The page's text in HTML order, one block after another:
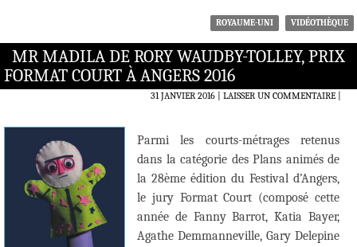
ROYAUME-UNI VIDÉOTHÈQUE
MR MADILA DE RORY WAUDBY-TOLLEY, PRIX
FORMAT COURT À ANGERS 2016
31 JANVIER 2016 LAISSER UN COMMENTAIRE|
Parmi les courts-métrages retenus
dans la catégorie des Plans animés de
la 28ème édition du Festival d’Angers,
le jury Format Court (composé cette
année de Fanny Barrot, Katia Bayer,
Agathe Demmanneville, Gary Delepine